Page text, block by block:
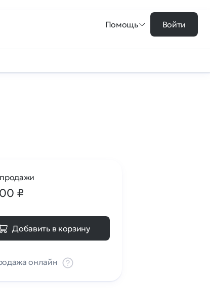
Помощь Войти
₽
Добавить в корзину
онлайн